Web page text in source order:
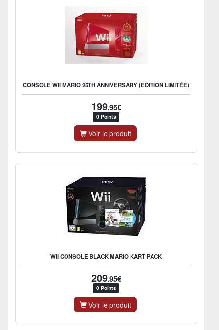
CONSOLE WII MARIO 25TH ANNIVERSARY (EDITION LIMITÉE)
199.95€
0 Points
Voir le produit
WII CONSOLE BLACK MARIO KART PACK
209.95€
0 Points
Voir le produit